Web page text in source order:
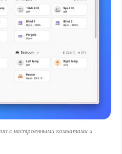
с настроенными комнатами и